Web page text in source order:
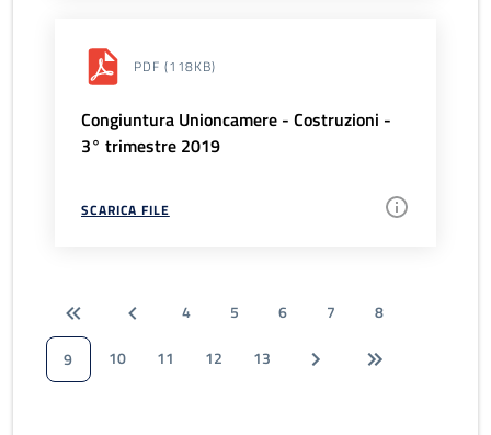
PDF (118KB)
Congiuntura Unioncamere - Costruzioni -
3° trimestre 2019
SCARICA FILE
4 5 6 7
8
9
10 11 12 13